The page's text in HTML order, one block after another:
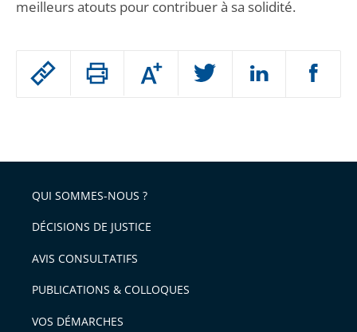
Passer
arriver
après
Augmenter
ou
l'article
pour
avant
meilleurs atouts pour contribuer à sa solidité.
QUI SOMMES-NOUS ?
DÉCISIONS DE JUSTICE
AVIS CONSULTATIFS
PUBLICATIONS & COLLOQUES
VOS DÉMARCHES